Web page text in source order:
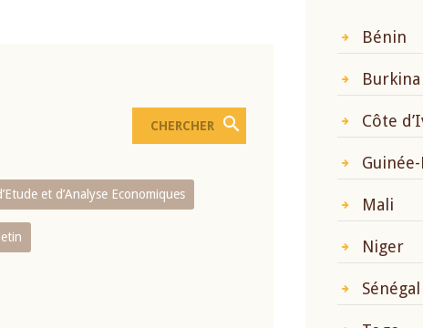
et d’Analyse Economiques
Bénin
Burkina
Côte
Mali
Niger
Sénégal